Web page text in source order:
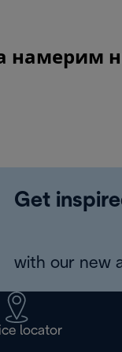
Get
with our new
locator